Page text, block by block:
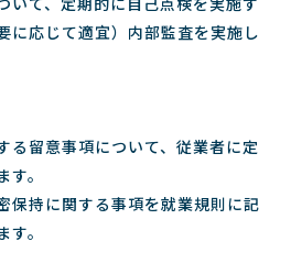
いて、定期的に自己点検を実施す
に応じて適宜）内部監査を実施し
る留意事項について、従業者に定
。
保持に関する事項を就業規則に記
。